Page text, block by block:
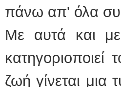
πάνω απ' όλα
Με αυτά και με
κατηγοριοποιεί
ζωή γίνεται μια